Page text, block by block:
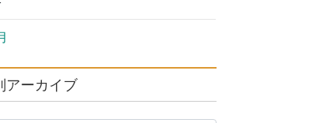
アーカイブ